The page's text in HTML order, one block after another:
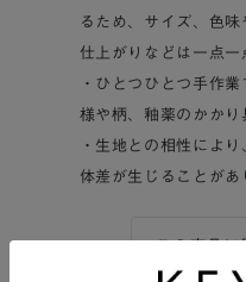
るため、サイズ、色
仕上がりなどは一点一
・ひとつひとつ手作
様や柄、釉薬のかかり
・生地との相性によ
体差が生じることがあ
この商品に